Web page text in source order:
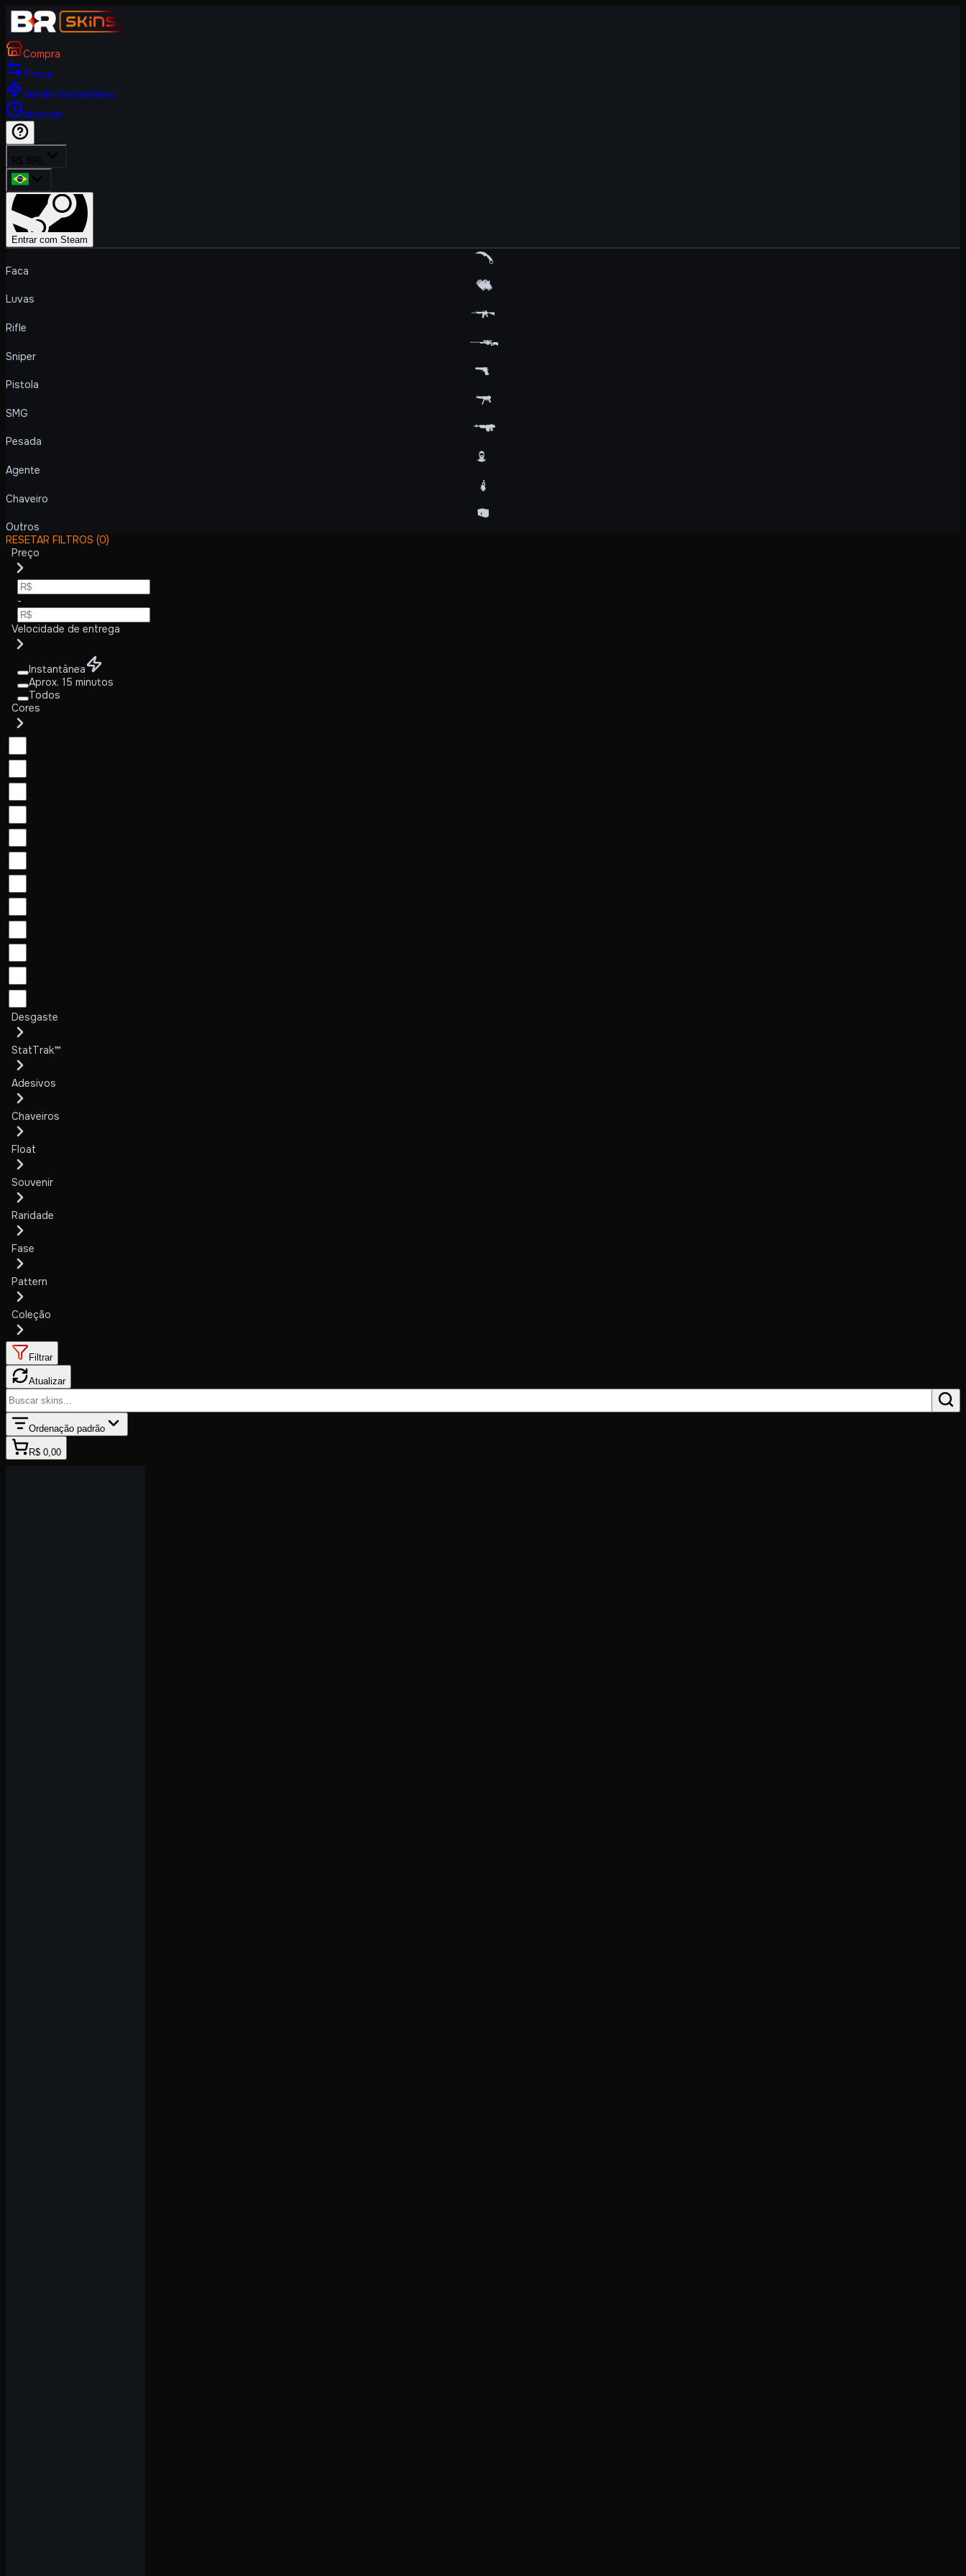
Compra
Troca
Vender instantâneo
Anunciar
R$ BRL
Entrar com Steam
Faca
Luvas
Rifle
Sniper
Pistola
SMG
Pesada
Agente
Chaveiro
Outros
RESETAR FILTROS (0)
Preço
-
Velocidade de entrega
Instantânea
Aprox. 15 minutos
Todos
Cores
Desgaste
StatTrak™
Adesivos
Chaveiros
Float
Souvenir
Raridade
Fase
Pattern
Coleção
Filtrar
Atualizar
Ordenação padrão
R$ 0,00